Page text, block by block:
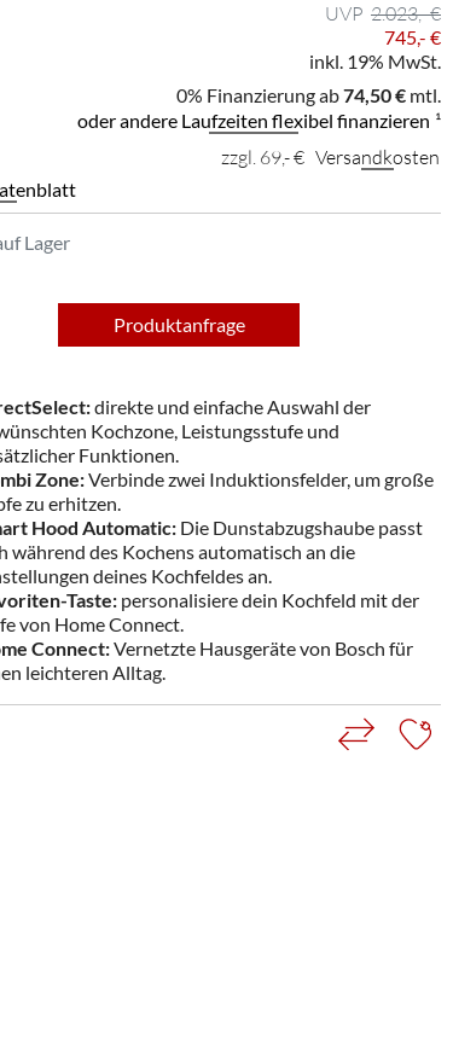
2.023,- €
745,- €
inkl. 19% MwSt.
0% Finanzierung ab74,50 € mtl.
oder andere Laufzeiten flexibel finanzieren ¹
zzgl. 69,- € Versandkosten
Lager
Produktanfrage
direkte und einfache Auswahl der
Kochzone, Leistungsstufe und
Funktionen.
Zone:Verbinde zwei Induktionsfelder, um große
zu erhitzen.
Hood Automatic:Die Dunstabzugshaube passt
während des Kochens automatisch an die
deines Kochfeldes an.
Taste:personalisiere dein Kochfeld mit der
von Home Connect.
Connect:Vernetzte Hausgeräte von Bosch für
leichteren Alltag.